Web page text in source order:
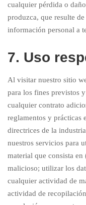
cualquier pérdida o
produzca, que resulte
información personal a
7. Uso
Al visitar nuestro sitio
para los fines previstos
cualquier contrato
reglamentos y prácticas
directrices de la
nuestros servicios para
material que consista
malicioso; utilizar los
cualquier actividad de
actividad de